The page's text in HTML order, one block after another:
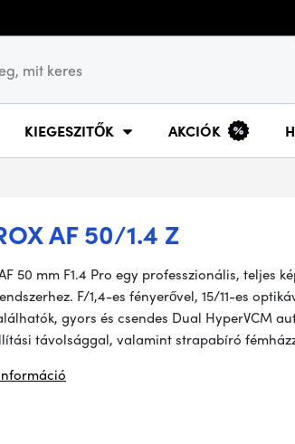
KIEGESZITŐK AKCIÓK
AF 50/1.4 Z
50 mm F1.4 Pro egy professzionális, teljes
F/1,4-es fényerővel, 15/11-es
gyors és csendes Dual HyperVCM
távolsággal, valamint strapabíró